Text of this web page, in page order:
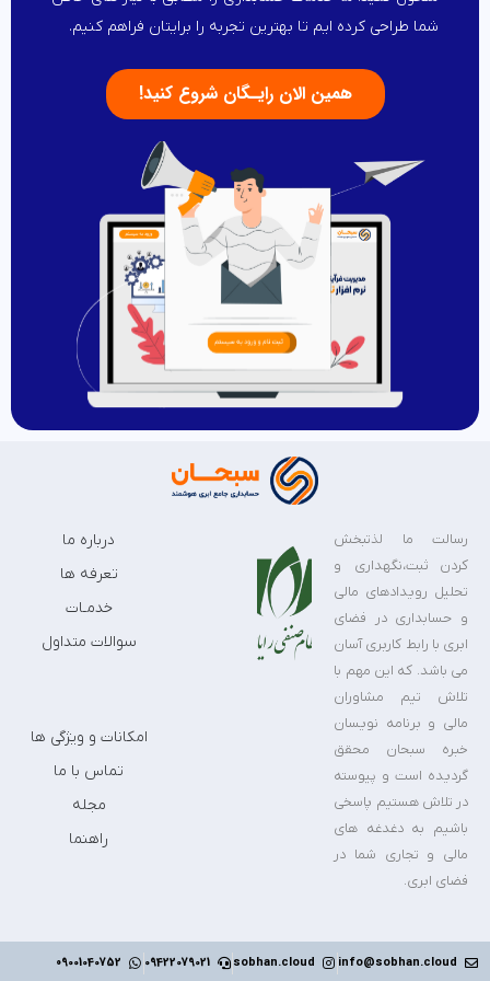
شما طراحی کرده ایم تا بهترین تجربه را برایتان فراهم کنیم.
همین الان رایـگان شروع کنید!
رسالت ما لذتبخش
کردن ثبت،نگهداری و
تحلیل رویدادهای مالی
و حسابداری در فضای
ابری با رابط کاربری آسان
می باشد. که این مهم با
تلاش تیم مشاوران
مالی و برنامه نویسان
خبره سبحان محقق
گردیده است و پیوسته
در تلاش هستیم پاسخی
باشیم به دغدغه های
مالی و تجاری شما در
فضای ابری.
درباره ما
تعرفه ها
خدمـات
سوالات متداول
امکانات و ویژگی ها
تماس با ما
مجله
راهنما
info@sobhan.cloud
sobhan.cloud
09422079021 ۰9001040752